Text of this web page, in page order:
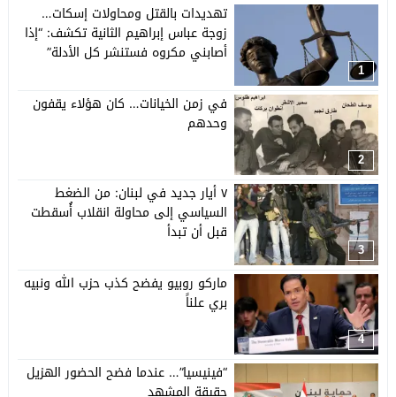
1
تهديدات بالقتل ومحاولات إسكات…
زوجة عباس إبراهيم الثانية تكشف: “إذا
أصابني مكروه فستنشر كل الأدلة”
2
في زمن الخيانات… كان هؤلاء يقفون
وحدهم
3
٧ أيار جديد في لبنان: من الضغط
السياسي إلى محاولة انقلاب أُسقطت
قبل أن تبدأ
4
ماركو روبيو يفضح كذب حزب الله ونبيه
بري علناً
“فينيسيا”… عندما فضح الحضور الهزيل